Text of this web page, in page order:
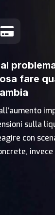

fare
sulla
con